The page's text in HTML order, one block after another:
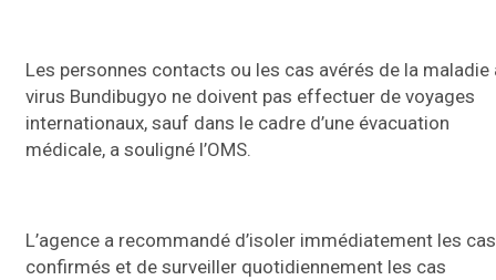
Les personnes contacts ou les cas avérés de la maladie
virus Bundibugyo ne doivent pas effectuer de voyages
internationaux, sauf dans le cadre d’une évacuation
médicale, a souligné l’OMS.
L’agence a recommandé d’isoler immédiatement les cas
confirmés et de surveiller quotidiennement les cas